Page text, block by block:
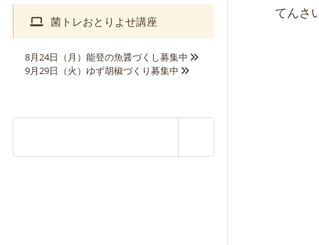
菌トレおとりよせ講座
8月24日（月）能登の魚醤づくし募集中
9月29日（火）ゆず胡椒づくり募集中
てんさ